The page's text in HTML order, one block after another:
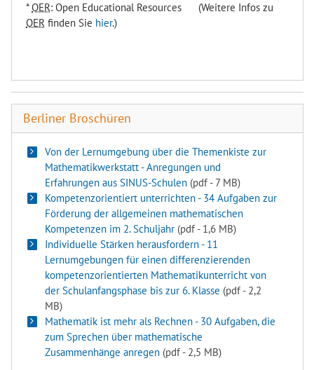
*OER: Open Educational Resources (Weitere Infos zu
OER finden Sie hier.)
Berliner Broschüren
Von der Lernumgebung über die Themenkiste zur
Mathematikwerkstatt - Anregungen und
Erfahrungen aus SINUS-Schulen (pdf - 7 MB)
Kompetenzorientiert unterrichten - 34 Aufgaben zur
Förderung der allgemeinen mathematischen
Kompetenzen im 2. Schuljahr (pdf - 1,6 MB)
Individuelle Stärken herausfordern - 11
Lernumgebungen für einen differenzierenden
kompetenzorientierten Mathematikunterricht von
der Schulanfangsphase bis zur 6. Klasse (pdf - 2,2
MB)
Mathematik ist mehr als Rechnen - 30 Aufgaben, die
zum Sprechen über mathematische
Zusammenhänge anregen (pdf - 2,5 MB)